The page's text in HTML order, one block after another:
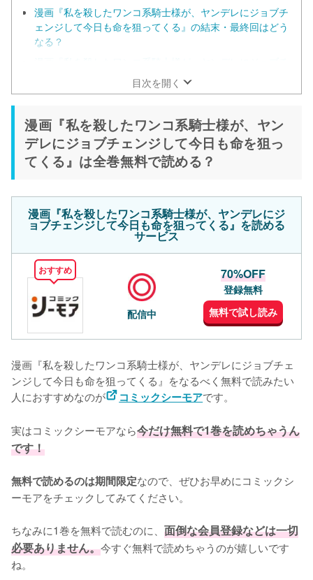
漫画『私を殺したワンコ系騎士様が、ヤンデレにジョブチ
ェンジして今日も命を狙ってくる』の結末・最終回はどう
なる？
ェンジして今日も命を狙ってくる』は漫画rawで読める？
漫画『私を殺したワンコ系騎士様が、ヤンデレにジョブチ
イト一覧
目次を開く
漫画『私を殺したワンコ系騎士様が、ヤン
デレにジョブチェンジして今日も命を狙っ
てくる』は全巻無料で読める？
漫画『私を殺したワンコ系騎士様が、ヤンデレにジ
ョブチェンジして今日も命を狙ってくる』を読める
サービス
おすすめ
配信中
70%OFF
登録無料
無料で試し読み
漫画『私を殺したワンコ系騎士様が、ヤンデレにジョブチェ
ンジして今日も命を狙ってくる』をなるべく無料で読みたい
人におすすめなのが
コミックシーモアです。
実はコミックシーモアなら今だけ無料で1巻を読めちゃうん
です！
無料で読めるのは期間限定なので、ぜひお早めにコミックシ
ーモアをチェックしてみてください。
ちなみに1巻を無料で読むのに、 面倒な会員登録などは一切
必要ありません。今すぐ無料で読めちゃうのが嬉しいです
ね。